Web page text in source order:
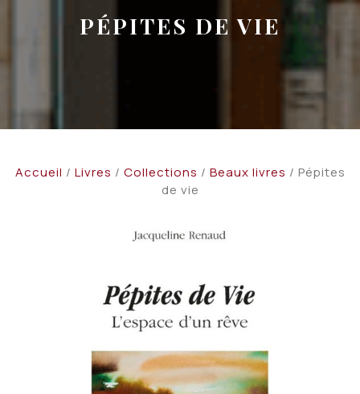
PÉPITES DE VIE
Accueil / Livres / Collections / Beaux livres / Pépites
de vie